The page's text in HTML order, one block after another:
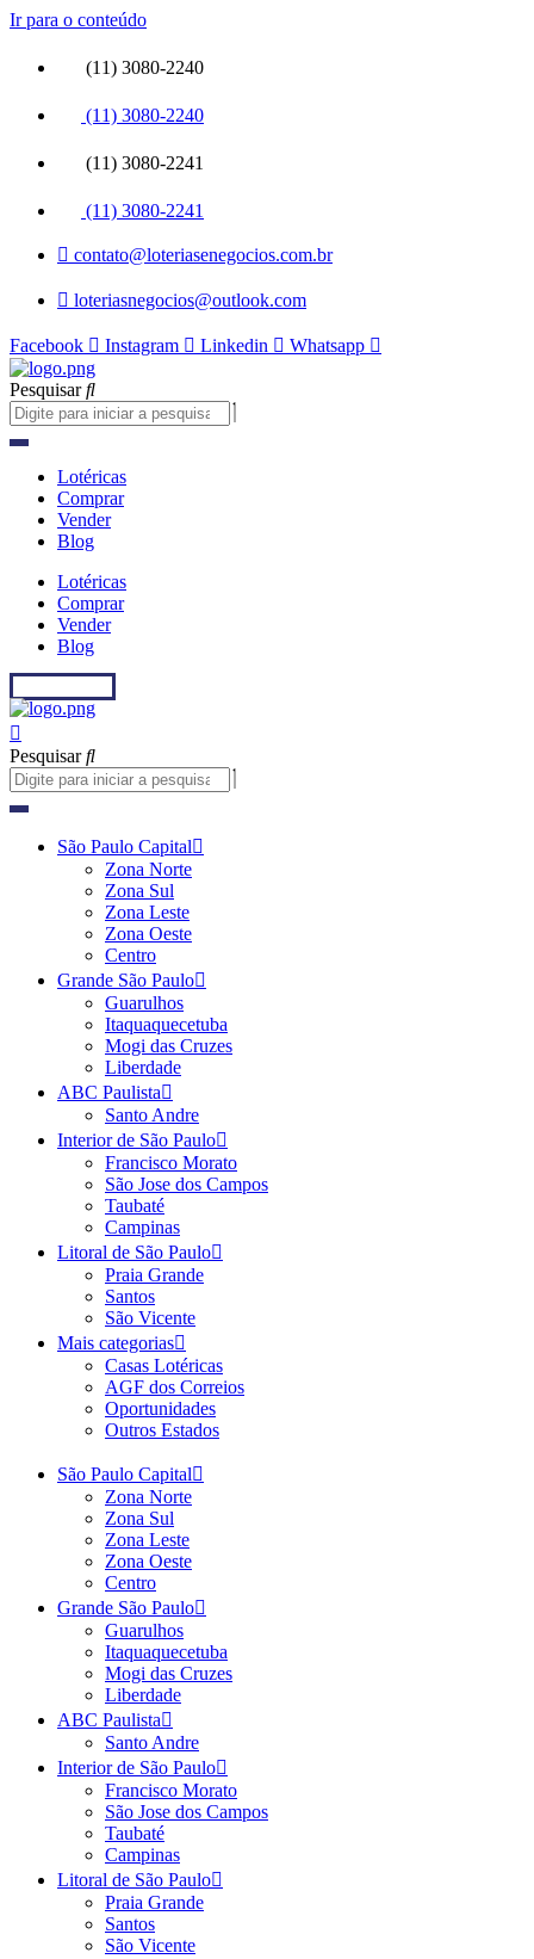
Ir para o conteúdo
(11) 3080-2240
(11) 3080-2240
(11) 3080-2241
(11) 3080-2241
contato@loteriasenegocios.com.br
loteriasnegocios@outlook.com
Facebook Instagram Linkedin Whatsapp
Pesquisar
Lotéricas
Comprar
Vender
Blog
Lotéricas
Comprar
Vender
Blog
Pesquisar
São Paulo Capital
Zona Norte
Zona Sul
Zona Leste
Zona Oeste
Centro
Grande São Paulo
Guarulhos
Itaquaquecetuba
Mogi das Cruzes
Liberdade
ABC Paulista
Santo Andre
Interior de São Paulo
Francisco Morato
São Jose dos Campos
Taubaté
Campinas
Litoral de São Paulo
Praia Grande
Santos
São Vicente
Mais categorias
Casas Lotéricas
AGF dos Correios
Oportunidades
Outros Estados
São Paulo Capital
Zona Norte
Zona Sul
Zona Leste
Zona Oeste
Centro
Grande São Paulo
Guarulhos
Itaquaquecetuba
Mogi das Cruzes
Liberdade
ABC Paulista
Santo Andre
Interior de São Paulo
Francisco Morato
São Jose dos Campos
Taubaté
Campinas
Litoral de São Paulo
Praia Grande
Santos
São Vicente